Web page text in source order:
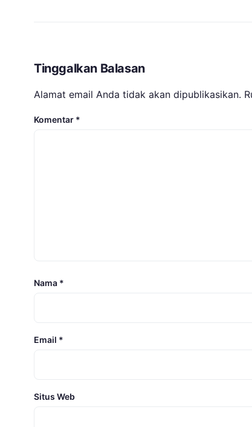
Tinggalkan Balasan
Alamat email Anda tidak akan dipublikasikan.
Komentar *
Nama *
Email *
Situs Web